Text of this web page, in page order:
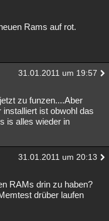
Rams auf rot.
31.01.2011 um 19:57
zu funzen....Aber
ist obwohl das
is alles wieder in
31.01.2011 um 20:13
RAMs drin zu haben?
drüber laufen